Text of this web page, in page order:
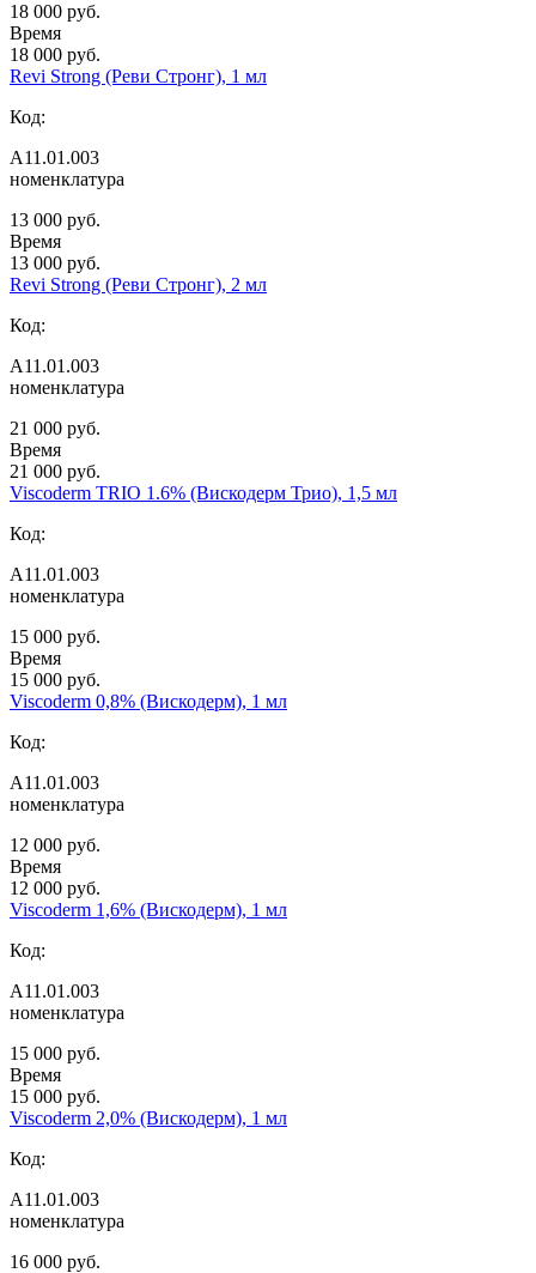
18 000 руб.
Время
18 000 руб.
Revi Strong (Реви Стронг), 1 мл
Код:
А11.01.003
номенклатура
13 000 руб.
Время
13 000 руб.
Revi Strong (Реви Стронг), 2 мл
Код:
А11.01.003
номенклатура
21 000 руб.
Время
21 000 руб.
Viscoderm TRIO 1.6% (Вискодерм Трио), 1,5 мл
Код:
А11.01.003
номенклатура
15 000 руб.
Время
15 000 руб.
Viscoderm 0,8% (Вискодерм), 1 мл
Код:
А11.01.003
номенклатура
12 000 руб.
Время
12 000 руб.
Viscoderm 1,6% (Вискодерм), 1 мл
Код:
А11.01.003
номенклатура
15 000 руб.
Время
15 000 руб.
Viscoderm 2,0% (Вискодерм), 1 мл
Код:
А11.01.003
номенклатура
16 000 руб.